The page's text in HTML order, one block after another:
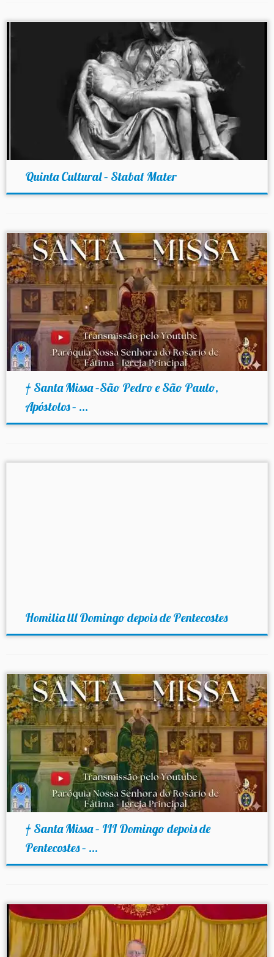
Quinta Cultural – Stabat Mater
† Santa Missa –São Pedro e São Paulo,
Apóstolos – ...
Homilia lll Domingo depois de Pentecostes
† Santa Missa – III Domingo depois de
Pentecostes – ...